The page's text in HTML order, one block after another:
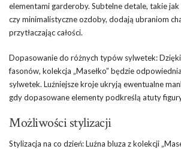
elementami garderoby. Subtelne detale, takie
czy minimalistyczne ozdoby, dodają ubraniom
przytłaczając całości.
Dopasowanie do różnych typów sylwetek:
fasonów, kolekcja „Masełko” będzie
sylwetek. Luźniejsze kroje ukryją ewentualne
gdy dopasowane elementy podkreślą atuty
Możliwości stylizacji
Stylizacja na co dzień: Luźna bluza z kolekcji